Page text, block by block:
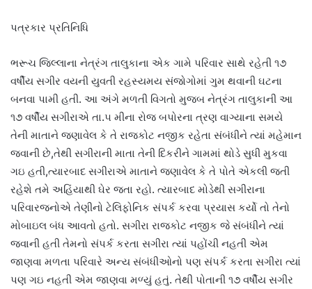
પત્રકાર પ્રતિનિધિ
ભરૂચ જિલ્લાના નેત્રંગ તાલુકાના એક ગામે પરિવાર સાથે રહેતી ૧૭
વર્ષીય સગીર વયની યુવતી રહસ્યમય સંજોગોમાં ગુમ થવાની ઘટના
બનવા પામી હતી. આ અંગે મળતી વિગતો મુજબ નેત્રંગ તાલુકાની આ
૧૭ વર્ષીય સગીરાએ તા.૫ મીના રોજ બપોરના ત્રણ વાગ્યાના સમયે
તેની માતાને જણાવેલ કે તે રાજકોટ નજીક રહેતા સંબંધીને ત્યાં મહેમાન
જવાની છે,તેથી સગીરાની માતા તેની દિકરીને ગામમાં થોડે સુધી મુકવા
ગઇ હતી,ત્યારબાદ સગીરાએ માતાને જણાવેલ કે તે પોતે એકલી જતી
રહેશે તમે અહિંયાથી ઘેર જતા રહો. ત્યારબાદ મોડેથી સગીરાના
પરિવારજનોએ તેણીનો ટેલિફોનિક સંપર્ક કરવા પ્રયાસ કર્યો તો તેનો
મોબાઇલ બંધ આવતો હતો. સગીરા રાજકોટ નજીક જે સંબંધીને ત્યાં
જવાની હતી તેમનો સંપર્ક કરતા સગીરા ત્યાં પહોંચી નહતી એમ
જાણવા મળતા પરિવારે અન્ય સંબંધીઓનો પણ સંપર્ક કરતા સગીરા ત્યાં
પણ ગઇ નહતી એમ જાણવા મળ્યું હતું. તેથી પોતાની ૧૭ વર્ષીય સગીર